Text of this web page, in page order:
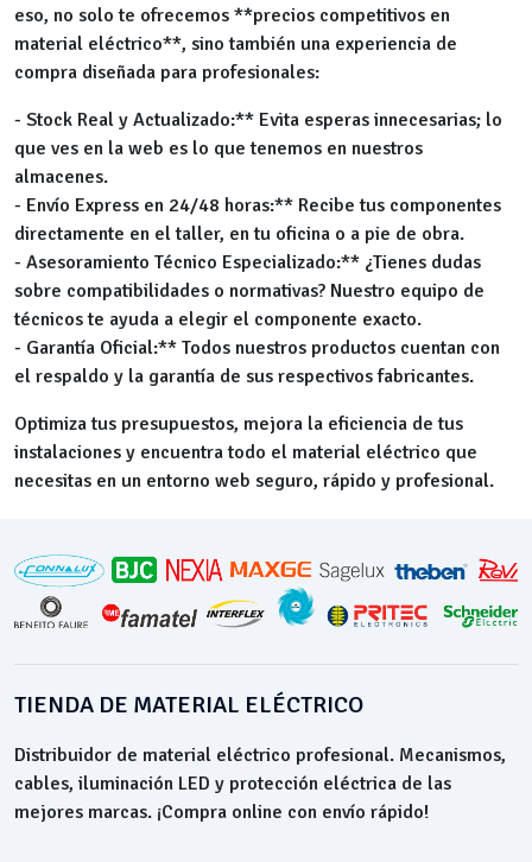
eso, no solo te ofrecemos **precios competitivos en
material eléctrico**, sino también una experiencia de
compra diseñada para profesionales:
- Stock Real y Actualizado:** Evita esperas innecesarias; lo
que ves en la web es lo que tenemos en nuestros
almacenes.
- Envío Express en 24/48 horas:** Recibe tus componentes
directamente en el taller, en tu oficina o a pie de obra.
- Asesoramiento Técnico Especializado:** ¿Tienes dudas
sobre compatibilidades o normativas? Nuestro equipo de
técnicos te ayuda a elegir el componente exacto.
- Garantía Oficial:** Todos nuestros productos cuentan con
el respaldo y la garantía de sus respectivos fabricantes.
Optimiza tus presupuestos, mejora la eficiencia de tus
instalaciones y encuentra todo el material eléctrico que
necesitas en un entorno web seguro, rápido y profesional.
TIENDA DE MATERIAL ELÉCTRICO
Distribuidor de material eléctrico profesional. Mecanismos,
cables, iluminación LED y protección eléctrica de las
mejores marcas. ¡Compra online con envío rápido!